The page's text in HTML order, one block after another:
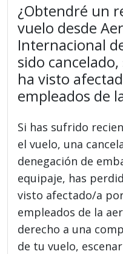
¿Obtendré un
vuelo desde
Internacional
sido
ha visto
empleados de
Si has sufrido
el vuelo, una
denegación de
equipaje, has
visto afectado/a
empleados de la
derecho a una
de tu vuelo,